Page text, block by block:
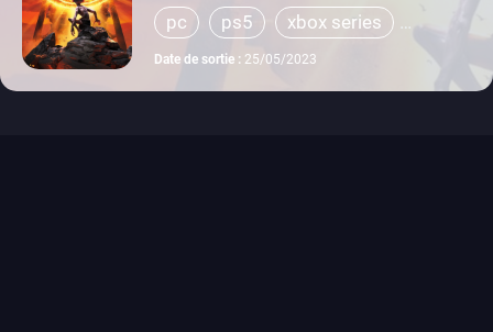
pc ps5
xbox series
switch
ps4
Date de sortie : 25/05/2023